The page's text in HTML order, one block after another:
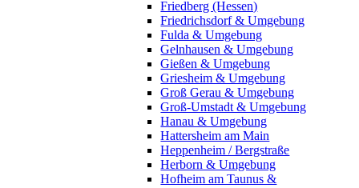
Friedberg (Hessen)
Friedrichsdorf & Umgebung
Fulda & Umgebung
Gelnhausen & Umgebung
Gießen & Umgebung
Griesheim & Umgebung
Groß Gerau & Umgebung
Groß-Umstadt & Umgebung
Hanau & Umgebung
Hattersheim am Main
Heppenheim / Bergstraße
Herborn & Umgebung
Hofheim am Taunus &